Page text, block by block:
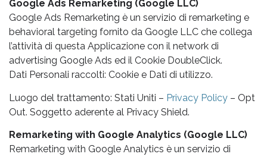
Google Ads Remarketing (Google LLC)
Google Ads Remarketing è un servizio di remarketing e
behavioral targeting fornito da Google LLC che collega
l’attività di questa Applicazione con il network di
advertising Google Ads ed il Cookie DoubleClick.
Dati Personali raccolti: Cookie e Dati di utilizzo.
Luogo del trattamento: Stati Uniti – Privacy Policy – Opt
Out. Soggetto aderente al Privacy Shield.
Remarketing with Google Analytics (Google LLC)
Remarketing with Google Analytics è un servizio di